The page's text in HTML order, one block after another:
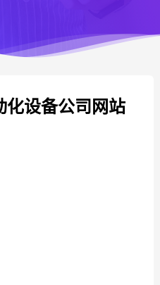
化设备公司网站